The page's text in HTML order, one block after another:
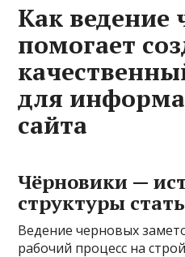
Как ведение
помогает
для
сайта
Чёрновики —
структуры
Ведение черновых
рабочий процесс на